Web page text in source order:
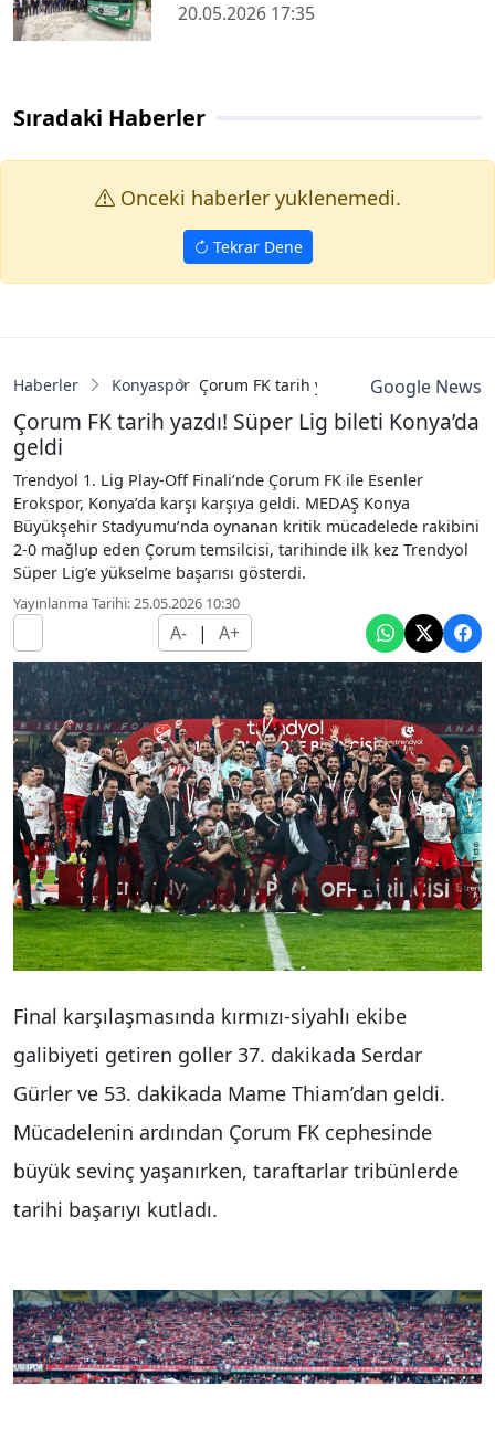
20.05.2026 17:35
Sıradaki Haberler
Onceki haberler yuklenemedi.
Tekrar Dene
Haberler Konyaspor Çorum FK tarih yazdı! Süper Lig bileti
Google News
Çorum FK tarih yazdı! Süper Lig bileti Konya’da
geldi
Trendyol 1. Lig Play-Off Finali’nde Çorum FK ile Esenler
Erokspor, Konya’da karşı karşıya geldi. MEDAŞ Konya
Büyükşehir Stadyumu’nda oynanan kritik mücadelede rakibini
2-0 mağlup eden Çorum temsilcisi, tarihinde ilk kez Trendyol
Süper Lig’e yükselme başarısı gösterdi.
Yayınlanma Tarihi: 25.05.2026 10:30
A- | A+
Final karşılaşmasında kırmızı-siyahlı ekibe
galibiyeti getiren goller 37. dakikada Serdar
Gürler ve 53. dakikada Mame Thiam’dan geldi.
Mücadelenin ardından Çorum FK cephesinde
büyük sevinç yaşanırken, taraftarlar tribünlerde
tarihi başarıyı kutladı.